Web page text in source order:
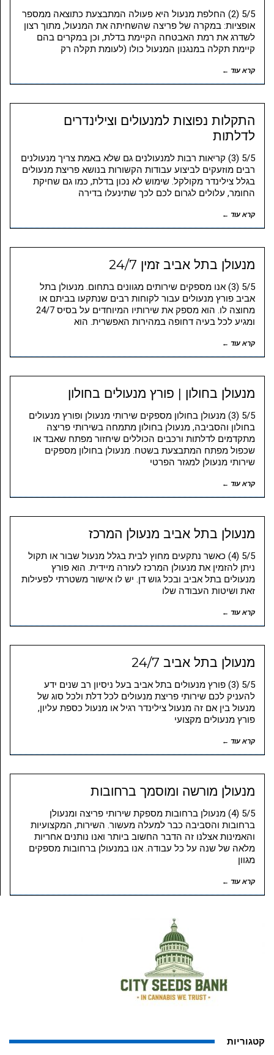
5/5 (2) החלפת מנעול היא פעולה המתבצעת כתוצאה ממספר
אופציות: במקרה של פריצה שהשחיתה את המנעול, מתוך רצון
לשדרג את רמת האבטחה הקיימת בדלת, וכן במקרים בהם
קיימת תקלה במנגנון המנעול כולו (לעומת תקלה רק
קרא עוד ←
התקלות נפוצות למנעולים וצילינדרים
לדלתות
5/5 (3) קריאות רבות למנעולנים גם שלא באמת צריך מנעולנים
רבים מוזעקים לביצוע עבודות הקשורות בנושא פריצת מנעולים
בגלל צילינדר מקולקל. שימוש לא נכון בדלת, כמו גם שחיקת
החומר, עלולים לגרום לכם לכך שתינעלו בדירה
קרא עוד ←
מנעולן בתל אביב זמין 24/7
5/5 (3) אנו מספקים שירותים מגוונים בתחום. מנעולן בתל
אביב פורץ מנעולים עבור לקוחות רבים שנתקעו בביתם או
מחוצה לו. הוא מספק את שירותיו המיוחדים על בסיס 24/7
ומגיע לכל בעיה דחופה במהירות האפשרית. הוא
קרא עוד ←
מנעולן בחולון | פורץ מנעולים בחולון
5/5 (3) מנעולן בחולון מספקים שירותי מנעולן ופורץ מנעולים
בחולון והסביבה, מנעולן בחולון מתמחה בשירותי פריצה
מתקדמים לדלתות ורכבים הכוללים שיחזור מפתח שאבד או
שכפול מפתח המתבצעת בשטח. מנעולן בחולון מספקים
שירותי מנעולן למגזר הפרטי
קרא עוד ←
מנעולן בתל אביב מנעולן המרכז
5/5 (4) כאשר נתקעים מחוץ לבית בגלל מנעול שבור או תקול
ניתן להזמין את מנעולן המרכז לעזרה מיידית. הוא פורץ
מנעולים בתל אביב ובכל גוש דן. יש לו אישור משטרתי לפעילות
זאת ושיטות העבודה שלו
קרא עוד ←
מנעולן בתל אביב 24/7
5/5 (3) פורץ מנעולים בתל אביב בעל ניסיון רב שנים ידע
להעניק לכם שירותי פריצת מנעולים לכל דלת ולכל סוג של
מנעול בין אם זה מנעול צילינדר רגיל או מנעול כספת עליון,
פורץ מנעולים מקצועי
קרא עוד ←
מנעולן מורשה ומוסמך ברחובות
5/5 (4) מנעולן ברחובות מספקת שירותי פריצה ומנעולן
ברחובות והסביבה כבר למעלה מעשור. השירות, המקצועיות
והאמינות אצלנו זה הדבר החשוב ביותר ואנו נותנים אחריות
מלאה של שנה על כל עבודה. אנו במנעולן ברחובות מספקים
מגוון
קרא עוד ←
קטגוריות